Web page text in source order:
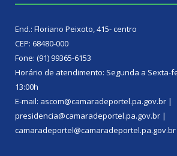
End.: Floriano Peixoto, 415- centro
CEP: 68480-000
Fone: (91) 99365-6153
Horário de atendimento: Segunda a Sexta-
13:00h
E-mail: ascom@camaradeportel.pa.gov.br |
presidencia@camaradeportel.pa.gov.br |
camaradeportel@camaradeportel.pa.gov.br